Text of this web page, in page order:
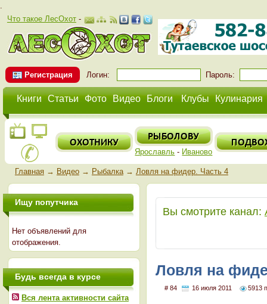
.
Что такое ЛесОхот-
Регистрация Логин: Пароль:
Книги Статьи Фото Видео Блоги Клубы Кулинария
Ярославль - Иваново
Главная→ Видео→ Рыбалка→ Ловля на фидер. Часть 4
Вы смотрите канал:
Ловля на
# 84 16 июля 2011 5913
Ищу попутчика
Нет объявлений для
отображения.
Будь всегда в курсе
Вся лента активности сайта